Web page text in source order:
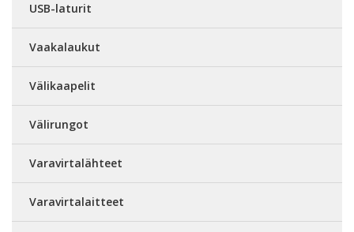
USB-laturit
Vaakalaukut
Välikaapelit
Välirungot
Varavirtalähteet
Varavirtalaitteet